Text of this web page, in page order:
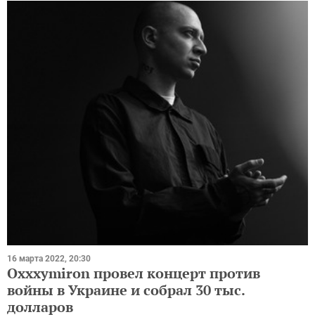
16 марта 2022, 20:30
Oxxxymiron провел концерт против
войны в Украине и собрал 30 тыс.
долларов